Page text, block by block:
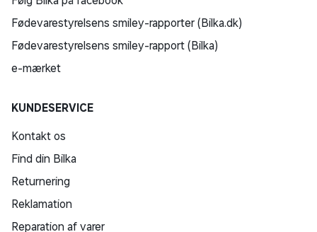
Hold alt samlet i bæretasken
Hold styr på din trådløse DualSense Edge-controller og
tilbehør i den medfølgende bæretaske. Du kan altid
er gemt væk i tasken, så du altid er klar til det næste
Flettet USB-kabel
2 standardhætter
2 High Dome-hætter
Fødevarestyrelsens smiley-rapporter (Bilka.dk)
Fødevarestyrelsens smiley-rapport (Bilka)
e-mærket
KUNDESERVICE
Kontakt os
Find din Bilka
Returnering
Reklamation
Reparation af varer